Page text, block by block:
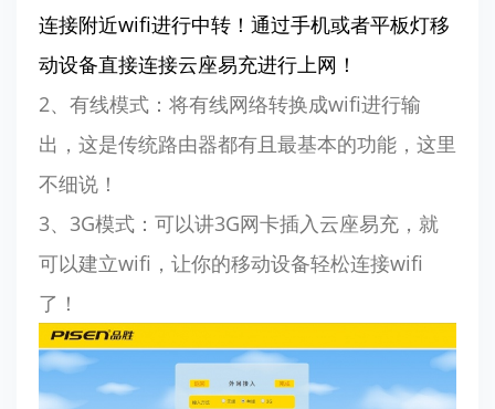
连接附近wifi进行中转！通过手机或者平板灯移
动设备直接连接云座易充进行上网！
2、有线模式：将有线网络转换成wifi进行输
出，这是传统路由器都有且最基本的功能，这里
不细说！
3、3G模式：可以讲3G网卡插入云座易充，就
可以建立wifi，让你的移动设备轻松连接wifi
了！